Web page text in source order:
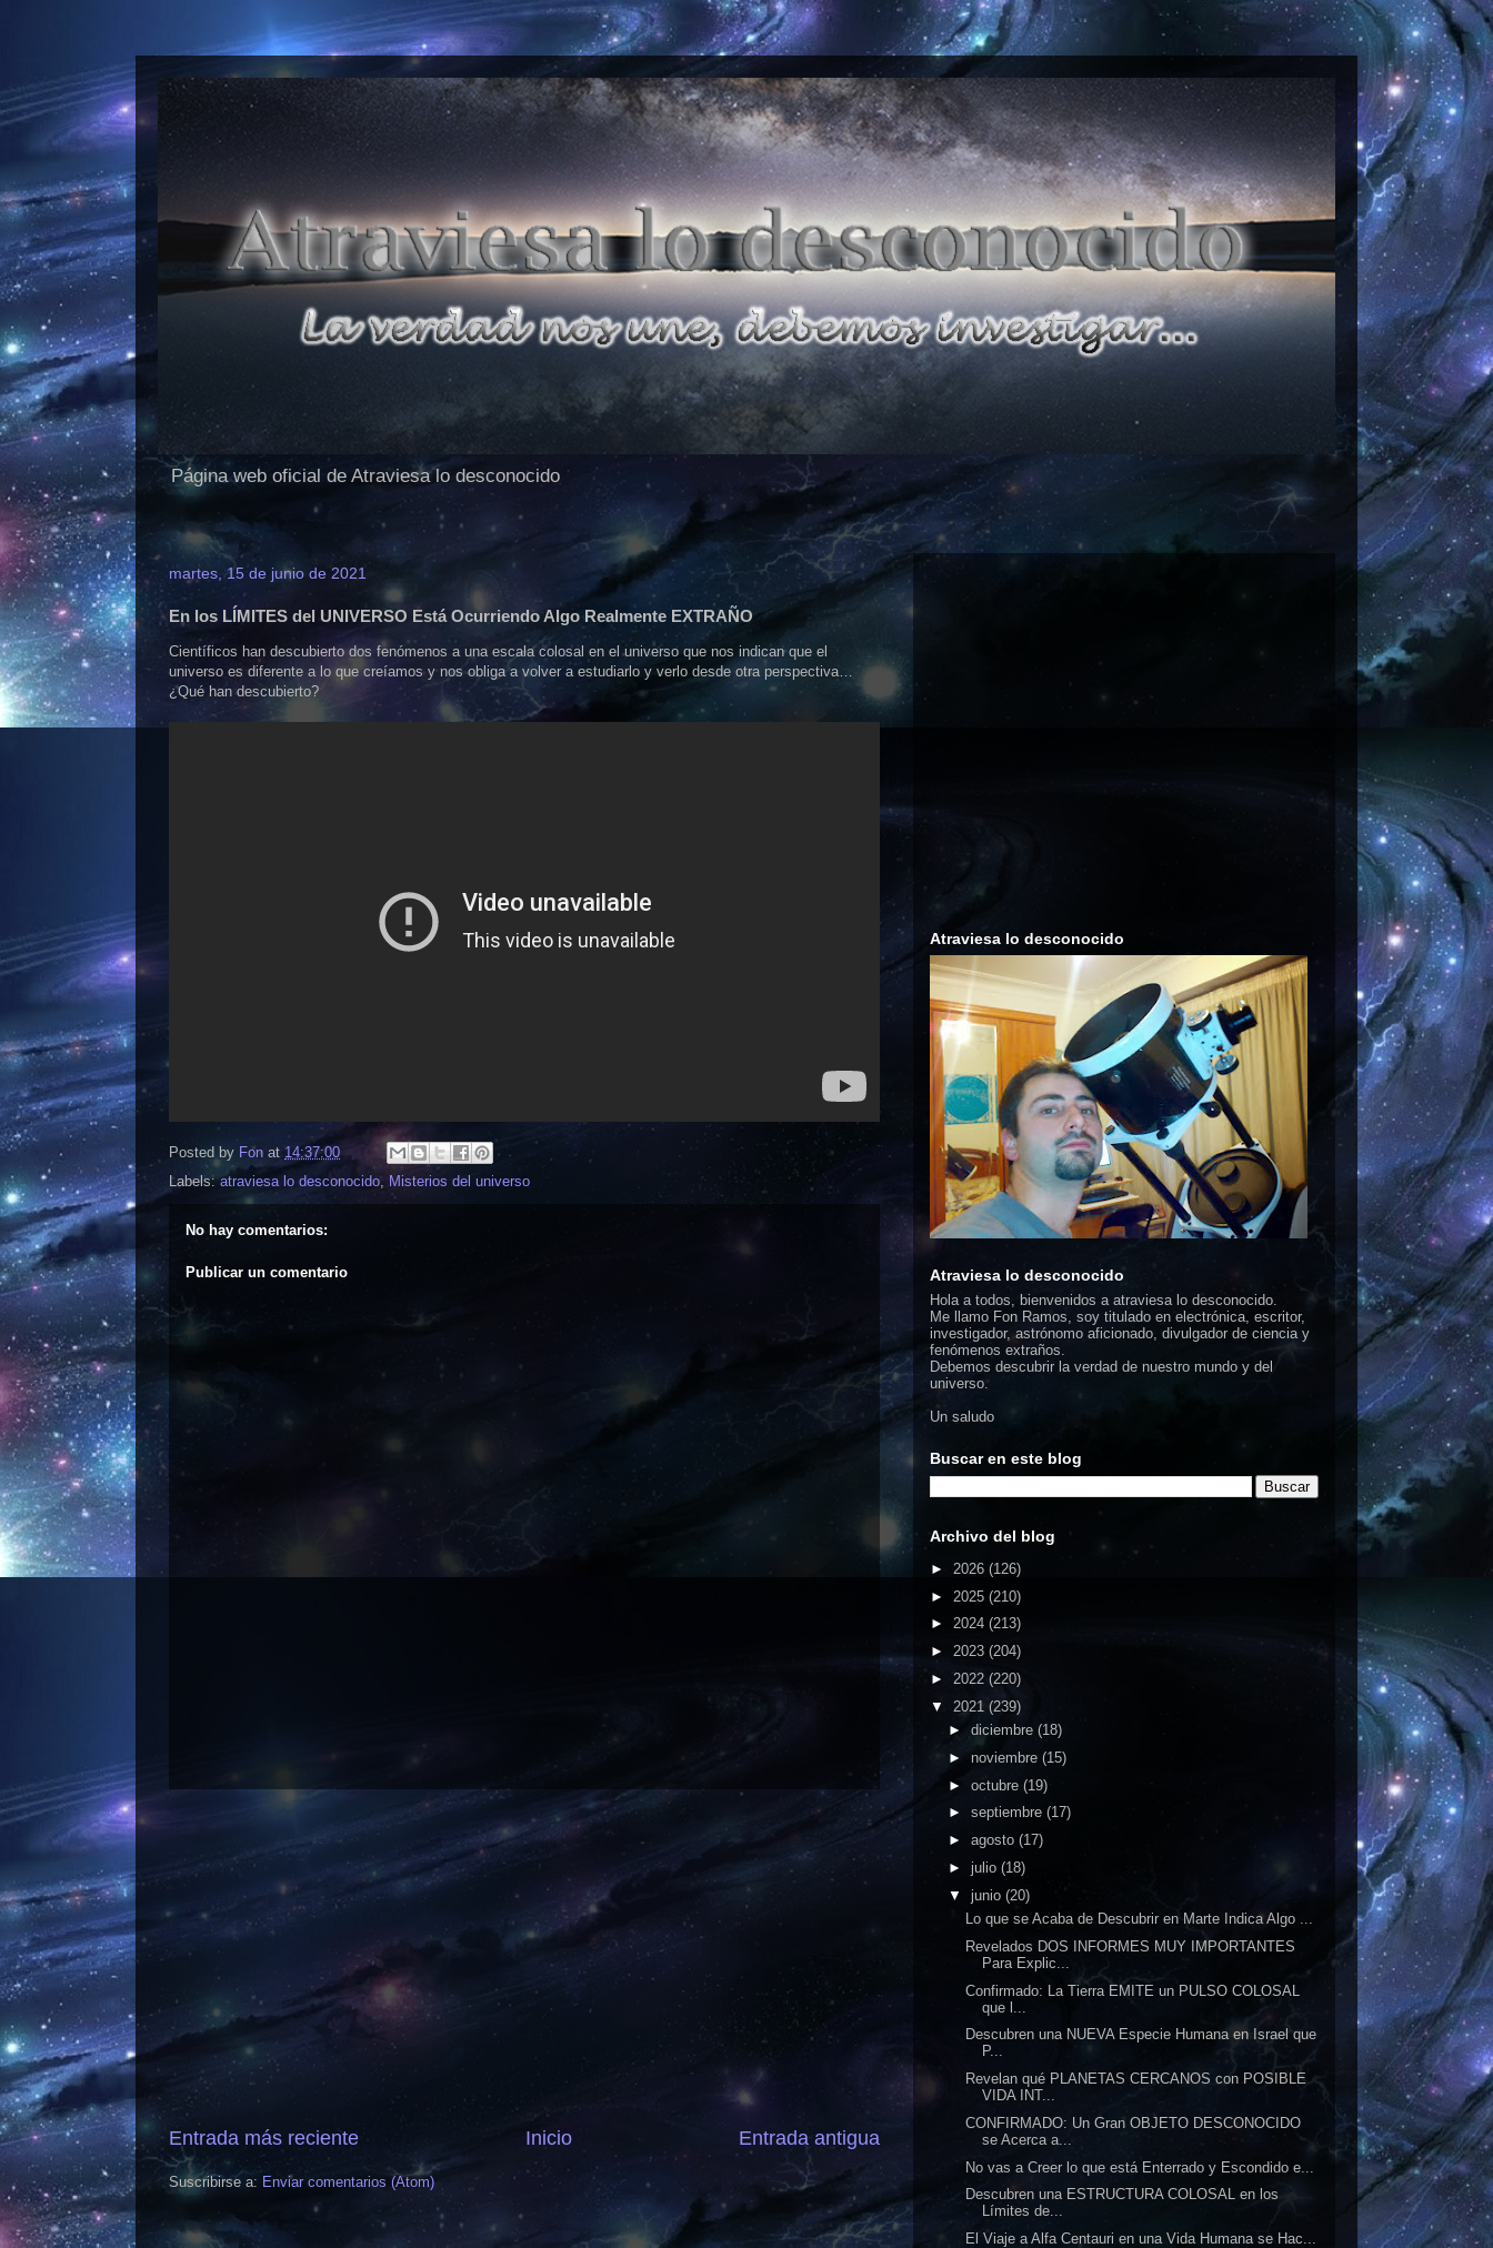
Página web oficial de Atraviesa lo desconocido
martes, 15 de junio de 2021
En los LÍMITES del UNIVERSO Está Ocurriendo Algo Realmente EXTRAÑO
Científicos han descubierto dos fenómenos a una escala colosal en el universo que nos indican que el
universo es diferente a lo que creíamos y nos obliga a volver a estudiarlo y verlo desde otra perspectiva…
¿Qué han descubierto?
Posted by Fon at 14:37:00
Labels:atraviesa lo desconocido, Misterios del universo
No hay comentarios:
Publicar un comentario
Entrada más reciente Entrada antigua
Inicio
Suscribirse a: Enviar comentarios (Atom)
Atraviesa lo desconocido
Atraviesa lo desconocido
Hola a todos, bienvenidos a atraviesa lo desconocido.
Me llamo Fon Ramos, soy titulado en electrónica, escritor,
investigador, astrónomo aficionado, divulgador de ciencia y
fenómenos extraños.
Debemos descubrir la verdad de nuestro mundo y del
universo.
Un saludo
Buscar en este blog
Archivo del blog
► 2026 (126)
► 2025 (210)
► 2024 (213)
► 2023 (204)
► 2022 (220)
▼ 2021 (239)
► diciembre (18)
► noviembre (15)
► octubre (19)
► septiembre (17)
► agosto (17)
► julio (18)
▼ junio (20)
Lo que se Acaba de Descubrir en Marte Indica Algo ...
Revelados DOS INFORMES MUY IMPORTANTES
Para Explic...
Confirmado: La Tierra EMITE un PULSO COLOSAL
que l...
Descubren una NUEVA Especie Humana en Israel que
P...
Revelan qué PLANETAS CERCANOS con POSIBLE
VIDA INT...
CONFIRMADO: Un Gran OBJETO DESCONOCIDO
se Acerca a...
No vas a Creer lo que está Enterrado y Escondido e...
Descubren una ESTRUCTURA COLOSAL en los
Límites de...
El Viaje a Alfa Centauri en una Vida Humana se Hac...